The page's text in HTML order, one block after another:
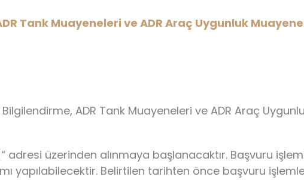
Tank Muayeneleri ve ADR Araç Uygunluk
ADR Tank Muayeneleri ve ADR Araç
üzerinden alınmaya başlanacaktır. Başvuru
yapılabilecektir. Belirtilen tarihten önce başvuru